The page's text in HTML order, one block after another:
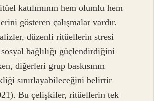
katılımının hem olumlu hem
gösteren çalışmalar vardır.
düzenli ritüellerin stresi
sosyal bağlılığı güçlendirdiğini
diğerleri grup baskısının
sınırlayabileceğini belirtir
Bu çelişkiler, ritüellerin tek